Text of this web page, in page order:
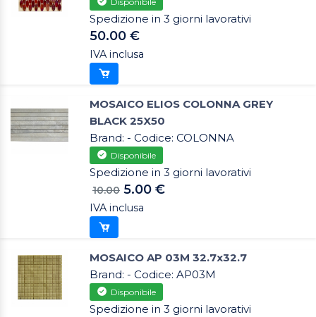
Spedizione in 3 giorni lavorativi
50.00 €
IVA inclusa
MOSAICO ELIOS COLONNA GREY
BLACK 25X50
Brand: - Codice: COLONNA
Disponibile
Spedizione in 3 giorni lavorativi
10.00 5.00 €
IVA inclusa
MOSAICO AP 03M 32.7x32.7
Brand: - Codice: AP03M
Disponibile
Spedizione in 3 giorni lavorativi